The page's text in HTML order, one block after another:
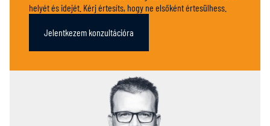
helyét és idejét. Kérj értesíts, hogy ne elsőként értesülhess.
Jelentkezem konzultációra